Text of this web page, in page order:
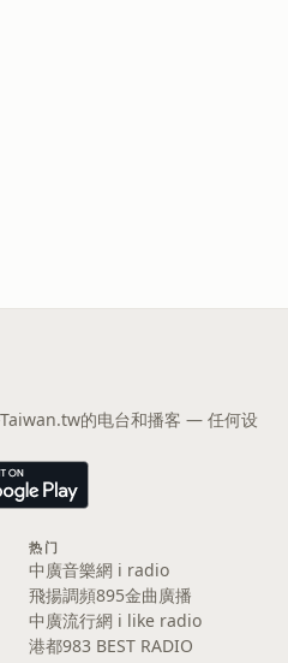
的电台和播客 — 任何设
热门
中廣音樂網 i radio
飛揚調頻895金曲廣播
中廣流行網 i like radio
港都983 BEST RADIO